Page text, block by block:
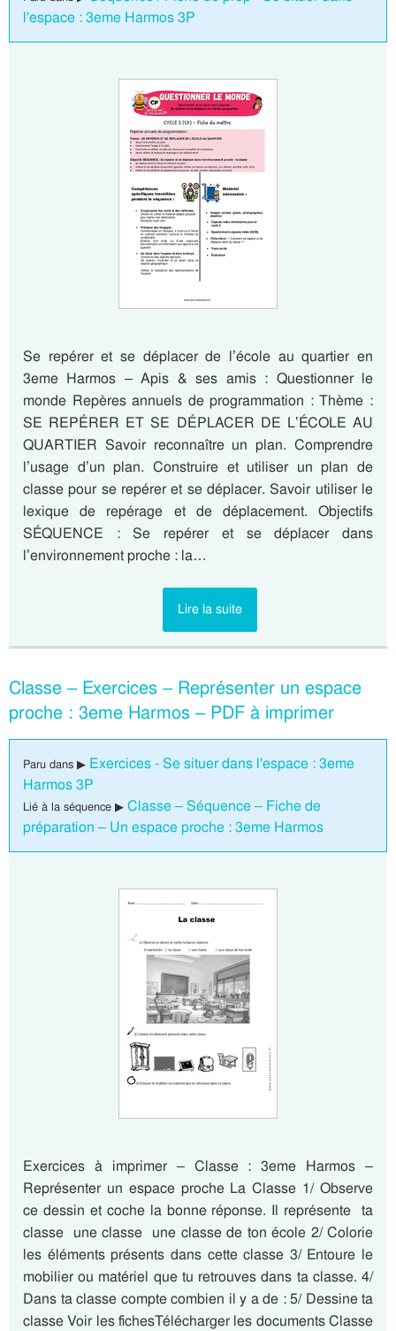
l'espace : 3eme Harmos 3P
Se repérer et se déplacer de l’école au quartier en
3eme Harmos – Apis & ses amis : Questionner le
monde Repères annuels de programmation : Thème :
SE REPÉRER ET SE DÉPLACER DE L’ÉCOLE AU
QUARTIER Savoir reconnaître un plan. Comprendre
l’usage d’un plan. Construire et utiliser un plan de
classe pour se repérer et se déplacer. Savoir utiliser le
lexique de repérage et de déplacement. Objectifs
SÉQUENCE : Se repérer et se déplacer dans
l’environnement proche : la…
Lire la suite
Classe – Exercices – Représenter un espace
proche : 3eme Harmos – PDF à imprimer
Paru dans ▶ Exercices - Se situer dans l'espace : 3eme
Harmos 3P
Lié à la séquence ▶ Classe – Séquence – Fiche de
préparation – Un espace proche : 3eme Harmos
Exercices à imprimer – Classe : 3eme Harmos –
Représenter un espace proche La Classe 1/ Observe
ce dessin et coche la bonne réponse. Il représente  ta
classe  une classe  une classe de ton école 2/ Colorie
les éléments présents dans cette classe 3/ Entoure le
mobilier ou matériel que tu retrouves dans ta classe. 4/
Dans ta classe compte combien il y a de : 5/ Dessine ta
classe Voir les fichesTélécharger les documents Classe